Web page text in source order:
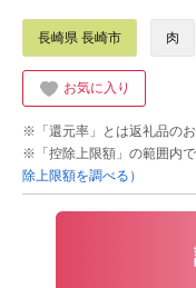
長崎県 長崎市 肉
お気に入り
※「還元率」とは返礼品の
※「控除上限額」の範囲内
除上限額を調べる）